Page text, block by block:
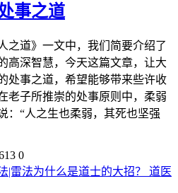
事之道
之道》一文中，我们简要介绍了
高深智慧，今天这篇文章，让大
处事之道，希望能够带来些许收
老子所推崇的处事原则中，柔弱
：“人之生也柔弱，其死也坚强
0
道医